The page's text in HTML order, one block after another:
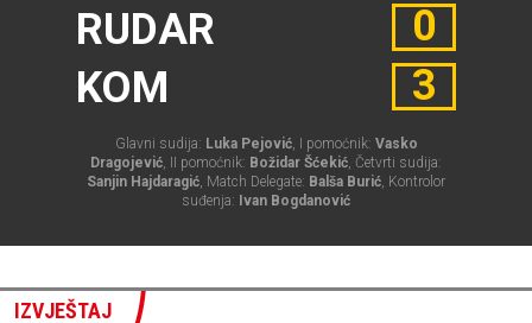
RUDAR
KOM
0
3
Glavni sudija: Luka Pejović, I pomoćnik: Vasko
Dragojević, II pomoćnik: Božidar Šćekić, Četvrti sudija:
Sanjin Hajdaragić, Match Delegate: Balša Burić, Kontrolor
suđenja: Ivan Bogdanović
IZVJEŠTAJ